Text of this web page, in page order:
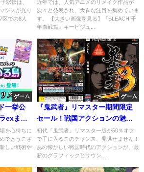
駅伝は、
ンスが光り
区での8人
近年では、人気アニメのリメイク作品が
次々と発表され、大きな注目を集めていま
す。 【大きい画像を見る】『BLEACH 千
年血戦篇』キービジュ...
ゲーム
一挙公
exまで
を心待ちに
でとうござ
しい戦術や
ゲーム
『鬼武者』リマスター期間限定
セール！戦国アクションの魅力
を再発見
初代『鬼武者』リマスター版が50％オフ
で手に入るこのチャンス、見逃せません！
あの懐かしい戦国時代のアクションが、最
新のグラフィックとサウン...